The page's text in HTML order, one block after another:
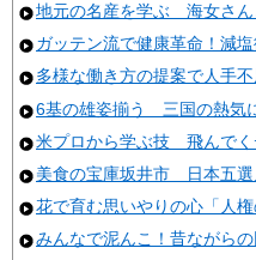
地元の名産を学ぶ 海女さん
ガッテン流で健康革命！減
多様な働き方の提案で人手
6基の雄姿揃う 三国の熱気
米プロから学ぶ技 飛んでく
美食の宝庫坂井市 日本五選
花で育む思いやりの心「人権
みんなで泥んこ！昔ながら